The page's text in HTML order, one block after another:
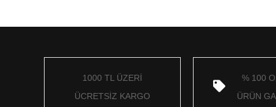
1000 TL ÜZERİ
ÜCRETSİZ KARGO
% 100
ÜRÜN